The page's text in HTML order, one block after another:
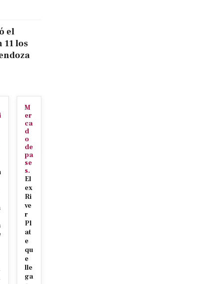
el
11 los
M
er
ca
d
o
de
pa
se
s.
El
ex
Ri
ve
r
Pl
at
e
qu
e
lle
ga